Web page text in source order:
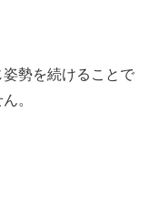
勢を続けることで
。